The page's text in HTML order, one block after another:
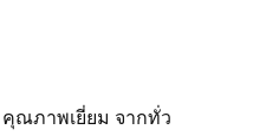
ณภาพเยี่ยม จากทั่ว